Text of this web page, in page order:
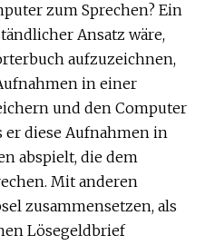
zum Sprechen? Ein
Ansatz wäre,
aufzuzeichnen,
in einer
und den Computer
er diese Aufnahmen in
abspielt, die dem
Mit anderen
zusammensetzen, als
Lösegeldbrief